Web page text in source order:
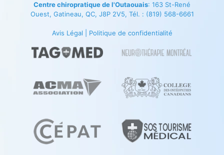
Centre chiropratique de l'Outaouais: 163 St-René
Ouest, Gatineau, QC, J8P 2V5, Tél. : (819) 568-6661
Avis Légal Politique de confidentialité